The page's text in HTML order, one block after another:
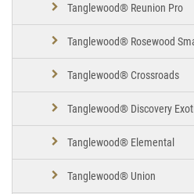
Tanglewood® Reunion Pro
Tanglewood® Rosewood
Tanglewood® Crossroads
Tanglewood® Discovery
Tanglewood® Elemental
Tanglewood® Union